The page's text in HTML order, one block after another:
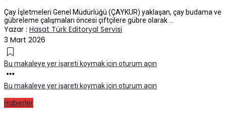
Çay İşletmeleri Genel Müdürlüğü (ÇAYKUR) yaklaşan, çay budama ve
gübreleme çalışmaları öncesi çiftçilere gübre olarak ...
Yazar : Hasat Türk Editoryal Servisi
3 Mart 2026
Bu makaleye yer işareti koymak için oturum açın
Bu makaleye yer işareti koymak için oturum açın
Haberler